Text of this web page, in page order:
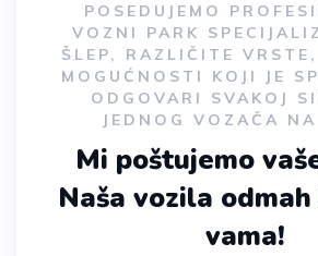
POSEDUJEMO
VOZNI PARK
ŠLEP, RAZLIČITE
MOGUĆNOSTI KOJI JE
ODGOVARI SVAKOJ
JEDNOG VOZAČA
Mi poštujemo
Naša vozila
vama!